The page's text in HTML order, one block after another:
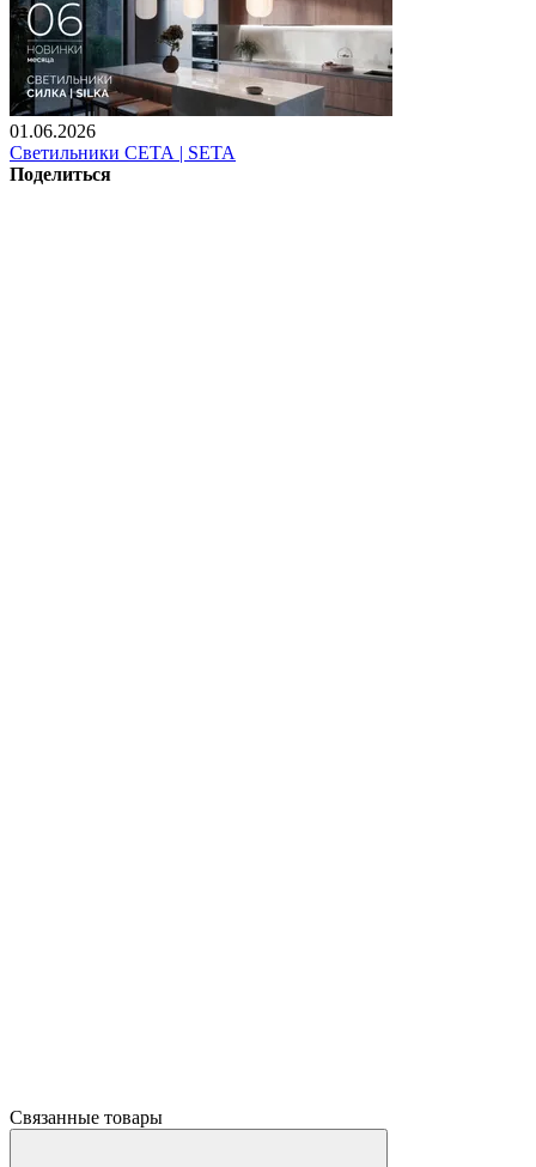
01.06.2026
Светильники СЕТА | SETA
Поделиться
Связанные товары